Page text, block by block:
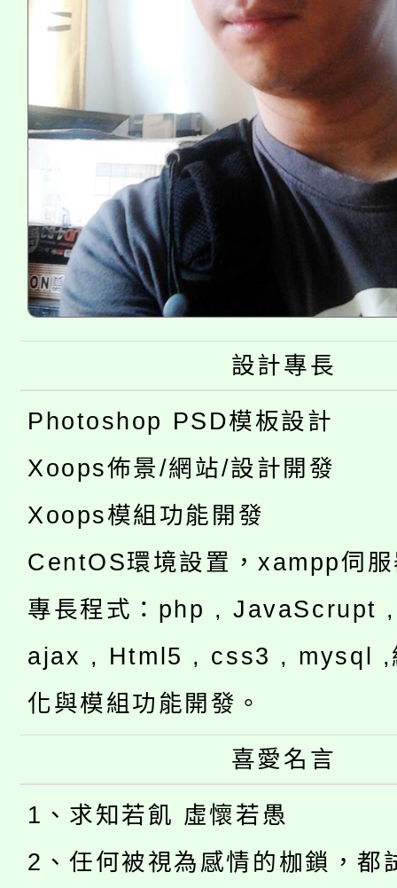
設計專長
Photoshop PSD模板設計
Xoops佈景/網站/設計開發
Xoops模組功能開發
CentOS環境設置，xampp伺
專長程式：php , JavaScrupt
ajax , Html5 , css3 , mysql ,
化與模組功能開發。
喜愛名言
1、求知若飢 虛懷若愚
2、任何被視為感情的枷鎖，都